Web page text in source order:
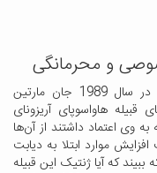
و محرمانگی
در سال 1989 جان مارتین
قبیله هاواسوپای آریزونای
وی اعتماد داشتند از آن‌ها
موارد ابتلا به دیابت
که آیا ژنتیک این قبیله